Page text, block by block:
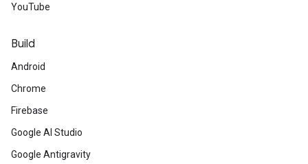
YouTube
Build
Android
Chrome
Firebase
Google AI Studio
Google Antigravity